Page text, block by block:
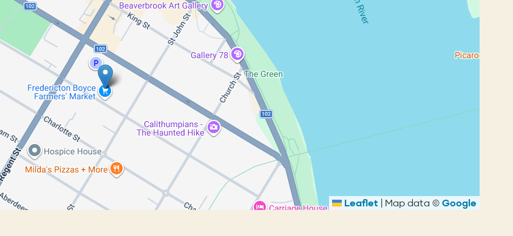
Leaflet |Map data © Google